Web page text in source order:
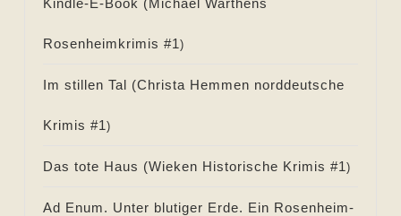
Rosenheimkrimis #1)
Im stillen Tal (Christa Hemmen norddeutsche
Krimis #1)
Das tote Haus (Wieken Historische Krimis #1)
Ad Enum. Unter blutiger Erde. Ein Rosenheim-